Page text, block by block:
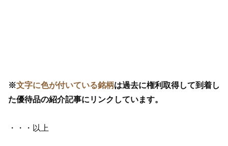
※文字に色が付いている銘柄は過去に権利取得して到着し
た優待品の紹介記事にリンクしています。
・・・以上